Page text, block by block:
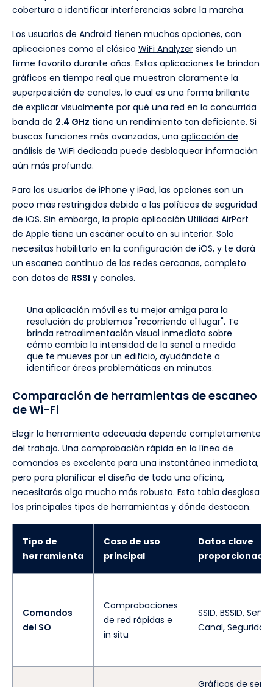
cobertura o identificar interferencias sobre la marcha.
Los usuarios de Android tienen muchas opciones, con
aplicaciones como el clásico WiFi Analyzer siendo un
firme favorito durante años. Estas aplicaciones te brindan
gráficos en tiempo real que muestran claramente la
superposición de canales, lo cual es una forma brillante
de explicar visualmente por qué una red en la concurrida
banda de 2.4 GHz tiene un rendimiento tan deficiente. Si
buscas funciones más avanzadas, una aplicación de
análisis de WiFi dedicada puede desbloquear información
aún más profunda.
Para los usuarios de iPhone y iPad, las opciones son un
poco más restringidas debido a las políticas de seguridad
de iOS. Sin embargo, la propia aplicación Utilidad AirPort
de Apple tiene un escáner oculto en su interior. Solo
necesitas habilitarlo en la configuración de iOS, y te dará
un escaneo continuo de las redes cercanas, completo
con datos de RSSI y canales.
Una aplicación móvil es tu mejor amiga para la
resolución de problemas "recorriendo el lugar". Te
brinda retroalimentación visual inmediata sobre
cómo cambia la intensidad de la señal a medida
que te mueves por un edificio, ayudándote a
identificar áreas problemáticas en minutos.
Comparación de herramientas de escaneo
de Wi-Fi
Elegir la herramienta adecuada depende completamente
del trabajo. Una comprobación rápida en la línea de
comandos es excelente para una instantánea inmediata,
pero para planificar el diseño de toda una oficina,
necesitarás algo mucho más robusto. Esta tabla desglosa
los principales tipos de herramientas y dónde destacan.
Tipo de
herramienta
Caso de uso
principal
Datos clave
Comandos
del SO
Comprobaciones
de red rápidas e
in situ
SSID, BSSID, Señal,
Canal, Seguridad
Gráficos de señal